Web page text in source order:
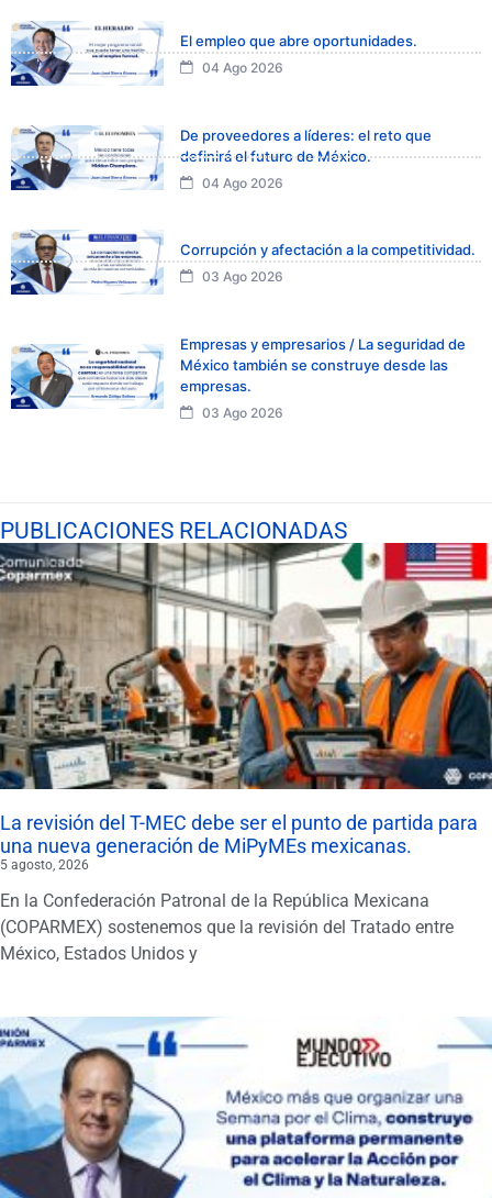
El empleo que abre oportunidades.
04 Ago 2026
De proveedores a líderes: el reto que
definirá el futuro de México.
04 Ago 2026
Corrupción y afectación a la competitividad.
03 Ago 2026
Empresas y empresarios / La seguridad de
México también se construye desde las
empresas.
03 Ago 2026
PUBLICACIONES RELACIONADAS
La revisión del T-MEC debe ser el punto de partida para
una nueva generación de MiPyMEs mexicanas.
5 agosto, 2026
En la Confederación Patronal de la República Mexicana
(COPARMEX) sostenemos que la revisión del Tratado entre
México, Estados Unidos y